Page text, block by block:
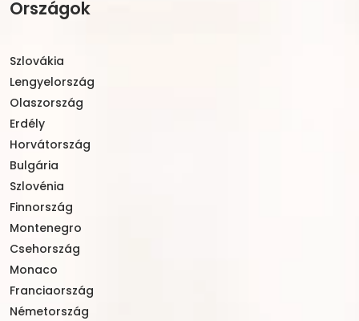
Országok
Szlovákia
Lengyelország
Olaszország
Erdély
Horvátország
Bulgária
Szlovénia
Finnország
Montenegro
Csehország
Monaco
Franciaország
Németország